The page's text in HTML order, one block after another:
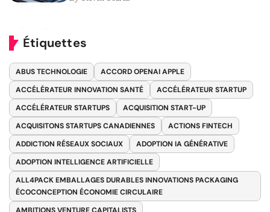
Étiquettes
ABUS TECHNOLOGIE
ACCORD OPENAI APPLE
ACCÉLÉRATEUR INNOVATION SANTÉ
ACCÉLÉRATEUR STARTUP
ACCÉLÉRATEUR STARTUPS
ACQUISITION START-UP
ACQUISITONS STARTUPS CANADIENNES
ACTIONS FINTECH
ADDICTION RÉSEAUX SOCIAUX
ADOPTION IA GÉNÉRATIVE
ADOPTION INTELLIGENCE ARTIFICIELLE
ALL4PACK EMBALLAGES DURABLES INNOVATIONS PACKAGING
ÉCOCONCEPTION ÉCONOMIE CIRCULAIRE